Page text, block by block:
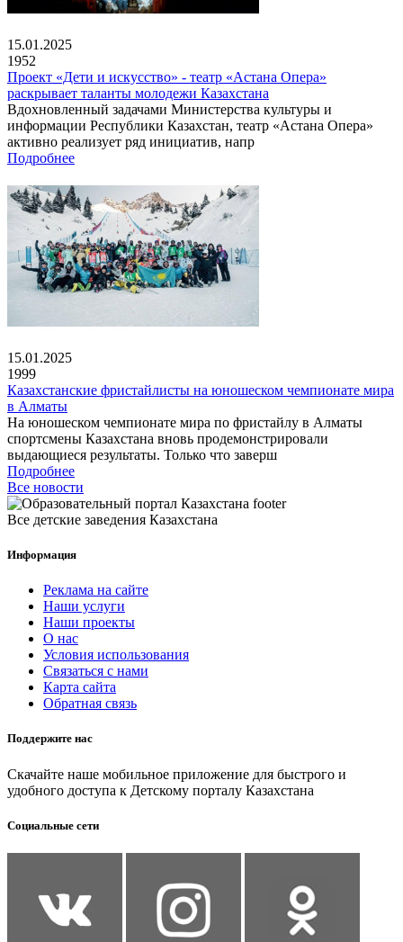
15.01.2025
1952
Проект «Дети и искусство» - театр «Астана Опера»
раскрывает таланты молодежи Казахстана
Вдохновленный задачами Министерства культуры и
информации Республики Казахстан, театр «Астана Опера»
активно реализует ряд инициатив, напр
Подробнее
15.01.2025
1999
Казахстанские фристайлисты на юношеском чемпионате мира
в Алматы
На юношеском чемпионате мира по фристайлу в Алматы
спортсмены Казахстана вновь продемонстрировали
выдающиеся результаты. Только что заверш
Подробнее
Все новости
Все детские заведения Казахстана
Информация
Реклама на сайте
Наши услуги
Наши проекты
О нас
Условия использования
Связаться с нами
Карта сайта
Обратная связь
Поддержите нас
Скачайте наше мобильное приложение для быстрого и
удобного доступа к Детскому порталу Казахстана
Социальные сети